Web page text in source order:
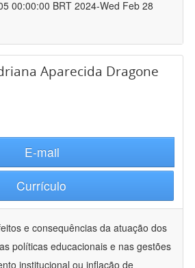
00:00:00 BRT 2024-Wed Feb 28
Aparecida Dragone
E-mail
Currículo
e consequências da atuação dos
políticas educacionais e nas gestões
institucional ou inflação de